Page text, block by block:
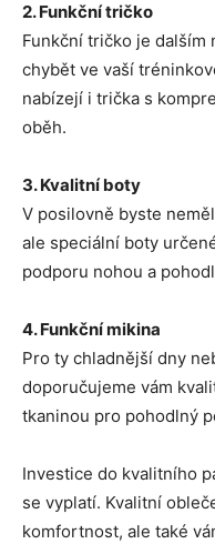
2. Funkční tričko
Funkční tričko je dalším
chybět ve vaší
nabízejí i trička s
oběh.
3. Kvalitní boty
V posilovně byste
ale speciální boty
podporu nohou a
4. Funkční mikina
Pro ty chladnější dny
doporučujeme vám
tkaninou pro pohodlný
Investice do kvalitního
se vyplatí. Kvalitní
komfortnost, ale také